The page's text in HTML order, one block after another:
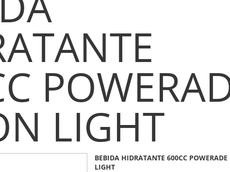
LIGHT
BEBIDA HIDRATANTE 600CC
LIGHT